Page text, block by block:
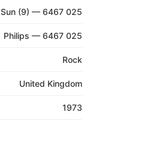
Sun (9) — 6467 025
Philips — 6467 025
Rock
United Kingdom
1973